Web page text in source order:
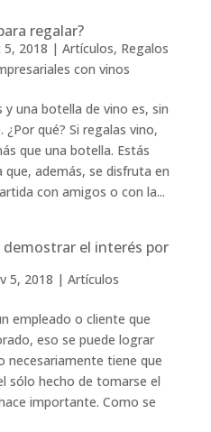
regalar?
5, 2018 | Artículos, Regalos
con vinos
y una botella de vino es, sin
qué? Si regalas vino,
que una botella. Estás
además, se disfruta en
con amigos o con la...
el interés por
5, 2018 | Artículos
empleado o cliente que
eso se puede lograr
necesariamente tiene que
sólo hecho de tomarse el
importante. Como se